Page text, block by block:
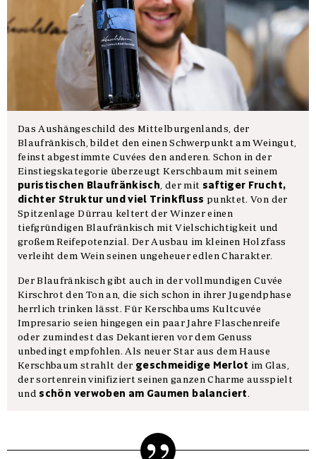
Das Aushängeschild des Mittelburgenlands, der
Blaufränkisch, bildet den einen Schwerpunkt am Weingut,
feinst abgestimmte Cuvées den anderen. Schon in der
Einstiegskategorie überzeugt Kerschbaum mit seinem
puristischen Blaufränkisch , der mit saftiger Frucht,
dichter Struktur und viel Trinkfluss punktet. Von der
Spitzenlage Dürrau keltert der Winzer einen
tiefgründigen Blaufränkisch mit Vielschichtigkeit und
großem Reifepotenzial. Der Ausbau im kleinen Holzfass
verleiht dem Wein seinen ungeheuer edlen Charakter.
Der Blaufränkisch gibt auch in der vollmundigen Cuvée
Kirschrot den Ton an, die sich schon in ihrer Jugendphase
herrlich trinken lässt. Für Kerschbaums Kultcuvée
Impresario seien hingegen ein paar Jahre Flaschenreife
oder zumindest das Dekantieren vor dem Genuss
unbedingt empfohlen. Als neuer Star aus dem Hause
Kerschbaum strahlt der geschmeidige Merlot im Glas,
der sortenrein vinifiziert seinen ganzen Charme ausspielt
und schön verwoben am Gaumen balanciert.